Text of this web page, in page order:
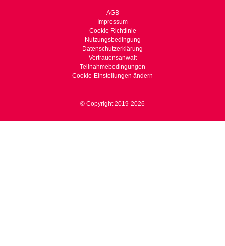
AGB
Impressum
Cookie Richtlinie
Nutzungsbedingung
Datenschutzerklärung
Vertrauensanwalt
Teilnahmebedingungen
Cookie-Einstellungen ändern
© Copyright 2019-2026